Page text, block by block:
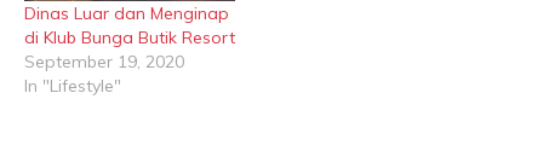
Dinas Luar dan Menginap
di Klub Bunga Butik Resort
September 19, 2020
In "Lifestyle"